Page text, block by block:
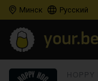
Минск Русский